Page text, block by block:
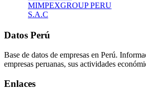
MIMPEXGROUP PERU
S.A.C
Datos Perú
Base de datos de empresas en Perú.
empresas peruanas, sus actividades
Enlaces